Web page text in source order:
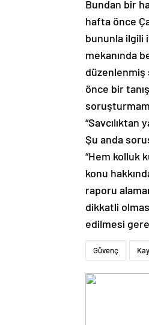
Bundan bir
hafta önce
bununla ilgili
mekanında
düzenlenmiş
önce bir
“Savcılıktan
Şu anda
“Hem kolluk
konu
raporu
dikkatli
edilmesi
Güvenç